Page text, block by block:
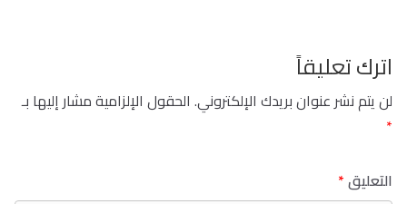
اترك تعليقاً
لن يتم نشر عنوان بريدك الإلكتروني. الحقول الإلزامية مشار إليها بـ
*
التعليق*